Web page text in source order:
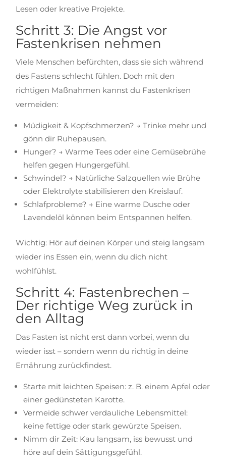
Lesen oder kreative Projekte.
Schritt 3: Die Angst vor
Fastenkrisen nehmen
Viele Menschen befürchten, dass sie sich während
des Fastens schlecht fühlen. Doch mit den
richtigen Maßnahmen kannst du Fastenkrisen
vermeiden:
Müdigkeit & Kopfschmerzen? → Trinke mehr und
gönn dir Ruhepausen.
Hunger? → Warme Tees oder eine Gemüsebrühe
helfen gegen Hungergefühl.
Schwindel? → Natürliche Salzquellen wie Brühe
oder Elektrolyte stabilisieren den Kreislauf.
Schlafprobleme? → Eine warme Dusche oder
Lavendelöl können beim Entspannen helfen.
Wichtig: Hör auf deinen Körper und steig langsam
wieder ins Essen ein, wenn du dich nicht
wohlfühlst.
Schritt 4: Fastenbrechen –
Der richtige Weg zurück in
den Alltag
Das Fasten ist nicht erst dann vorbei, wenn du
wieder isst – sondern wenn du richtig in deine
Ernährung zurückfindest.
Starte mit leichten Speisen: z. B. einem Apfel oder
einer gedünsteten Karotte.
Vermeide schwer verdauliche Lebensmittel:
keine fettige oder stark gewürzte Speisen.
Nimm dir Zeit: Kau langsam, iss bewusst und
höre auf dein Sättigungsgefühl.